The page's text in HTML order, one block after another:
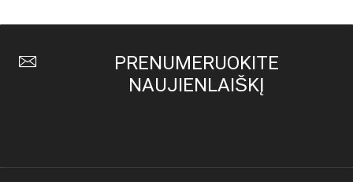
PRENUMERUOKITE
NAUJIENLAIŠKĮ